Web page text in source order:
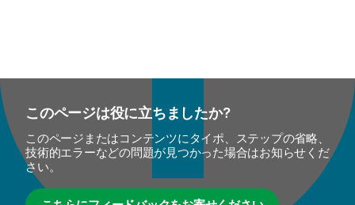
このページは役に立ちましたか?
このページまたはコンテンツにタイポ、ステップの省略、
技術的エラーなどの問題が見つかった場合はお知らせくだ
さい。